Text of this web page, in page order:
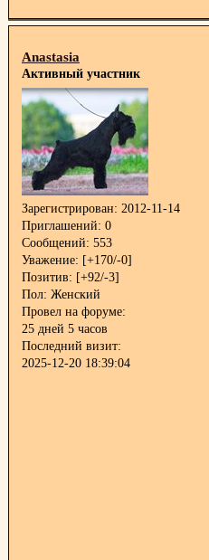
Anastasia
Активный участник
Зарегистрирован: 2012-11-14
Приглашений: 0
Сообщений: 553
Уважение: [+170/-0]
Позитив: [+92/-3]
Пол: Женский
Провел на форуме:
25 дней 5 часов
Последний визит:
2025-12-20 18:39:04